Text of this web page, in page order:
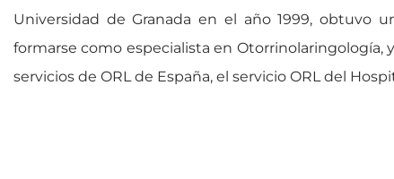
Universidad de Granada en el año 1999, obtuvo
formarse como especialista en Otorrinolaringología,
servicios de ORL de España, el servicio ORL del